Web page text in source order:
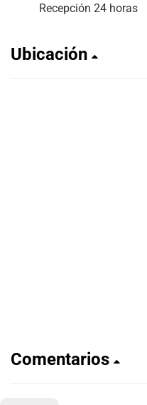
Recepción 24 horas
Ubicación
Comentarios